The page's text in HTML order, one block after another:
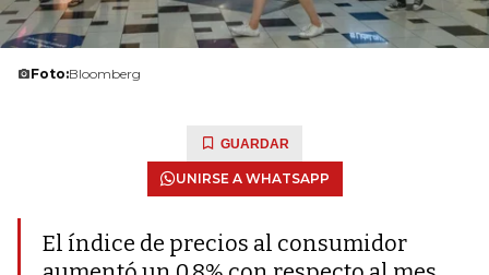
Foto:Bloomberg
GUARDAR
UNIRSE A WHATSAPP
El índice de precios al consumidor